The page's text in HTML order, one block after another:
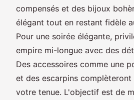
compensés et des bijoux
élégant tout en restant fidèle
Pour une soirée élégante,
empire mi-longue avec des
Des accessoires comme une
et des escarpins complèteront
votre tenue. L'objectif est de